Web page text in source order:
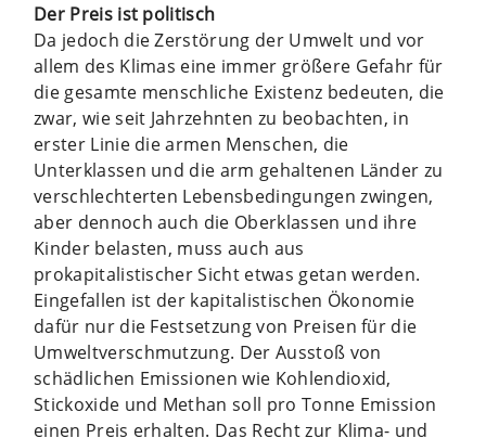
Der Preis ist politisch
Da jedoch die Zerstörung der Umwelt und vor
allem des Klimas eine immer größere Gefahr für
die gesamte menschliche Existenz bedeuten, die
zwar, wie seit Jahrzehnten zu beobachten, in
erster Linie die armen Menschen, die
Unterklassen und die arm gehaltenen Länder zu
verschlechterten Lebensbedingungen zwingen,
aber dennoch auch die Oberklassen und ihre
Kinder belasten, muss auch aus
prokapitalistischer Sicht etwas getan werden.
Eingefallen ist der kapitalistischen Ökonomie
dafür nur die Festsetzung von Preisen für die
Umweltverschmutzung. Der Ausstoß von
schädlichen Emissionen wie Kohlendioxid,
Stickoxide und Methan soll pro Tonne Emission
einen Preis erhalten. Das Recht zur Klima- und